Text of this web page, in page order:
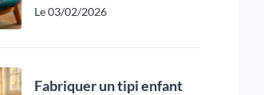
Le 03/02/2026
Fabriquer un tipi enfant